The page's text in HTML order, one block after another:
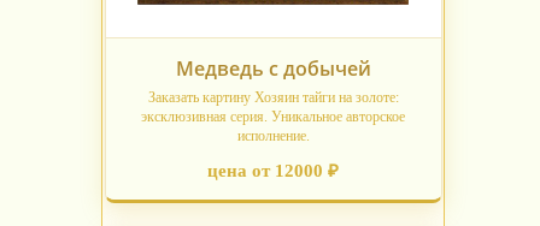
Медведь с добычей
Заказать картину Хозяин тайги на золоте:
эксклюзивная серия. Уникальное авторское
исполнение.
цена от 12000 ₽